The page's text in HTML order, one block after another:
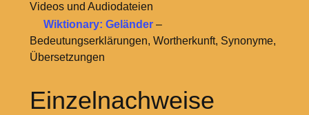
Videos und Audiodateien
Wiktionary: Geländer–
Bedeutungserklärungen, Wortherkunft, Synonyme,
Übersetzungen
Einzelnachweise